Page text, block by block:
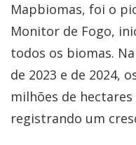
Mapbiomas, foi o
Monitor de Fogo,
todos os biomas.
de 2023 e de 2024,
milhões de hectares
registrando um